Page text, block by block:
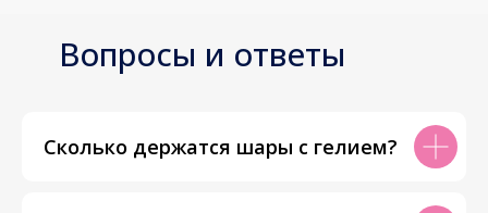
Вопросы и ответы
Сколько держатся шары с гелием?